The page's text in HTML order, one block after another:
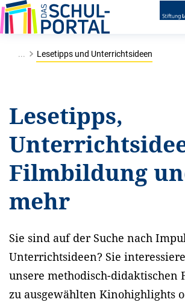
... Lesetipps und Unterrichtsideen
Lesetipps,
Filmbildung
mehr
Sie sind auf der Suche nach
Unterrichtsideen? Sie
unsere methodisch-didaktischen
zu ausgewählten Kinohighlights